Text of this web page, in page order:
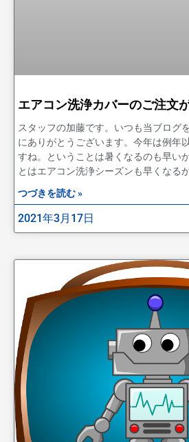
エアコン洗浄カバーのご注文
スタッフの加藤です。いつも当ブログ
にありがとうございます。今年は例年
すね。ということは暑くなるのも早い
とはエアコン洗浄シーズンも早くなる
つづきを読む »
2021年3月17日